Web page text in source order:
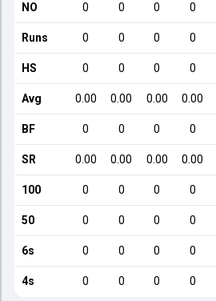
NO 0 0 0 0
Runs 0 0 0 0
HS 0 0 0 0
Avg 0.00 0.00 0.00 0.00
BF 0 0 0 0
SR 0.00 0.00 0.00 0.00
100 0 0 0 0
50 0 0 0 0
6s 0 0 0 0
4s 0 0 0 0